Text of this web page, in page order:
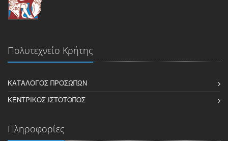
Πολυτεχνείο Κρήτης
ΚΑΤΆΛΟΓΟΣ ΠΡΟΣΏΠΩΝ
ΚΕΝΤΡΙΚΌΣ ΙΣΤΌΤΟΠΟΣ
Πληροφορίες